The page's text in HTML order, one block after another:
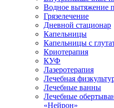
Водное вытяжение
Грязелечение
Дневной стационар
Капельницы
Капельницы с
Криотерапия
КУФ
Лазеротерапия
Лечебная
Лечебные ванны
Лечебные
«Нейрон»